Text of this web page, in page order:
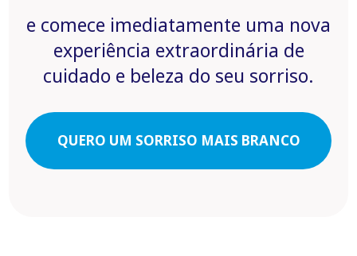
e comece imediatamente uma nova
experiência extraordinária de
cuidado e beleza do seu sorriso.
QUERO UM SORRISO MAIS BRANCO